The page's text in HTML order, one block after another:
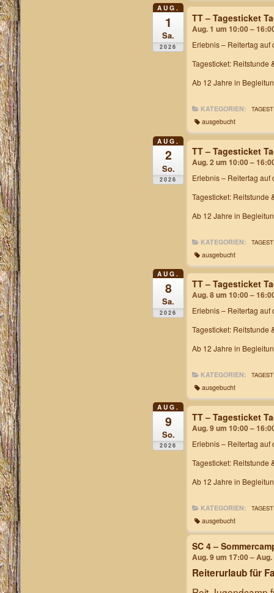
AUG.
1
Sa.
2026
TT – Tagesticket
Aug. 1 um 10:00 –
Erlebnis – Reitertag auf
Tagesticket: Reitstunde
Ab 12 Jahre in
KATEGORIEN:
ausgebucht
AUG.
2
So.
2026
TT – Tagesticket
Aug. 2 um 10:00 –
Erlebnis – Reitertag auf
Tagesticket: Reitstunde
Ab 12 Jahre in
KATEGORIEN:
ausgebucht
AUG.
8
Sa.
2026
TT – Tagesticket
Aug. 8 um 10:00 –
Erlebnis – Reitertag auf
Tagesticket: Reitstunde
Ab 12 Jahre in
KATEGORIEN:
ausgebucht
AUG.
9
So.
2026
TT – Tagesticket
Aug. 9 um 10:00 –
Erlebnis – Reitertag auf
Tagesticket: Reitstunde
Ab 12 Jahre in
KATEGORIEN:
ausgebucht
SC 4 –
Aug. 9 um 17:00 –
Reiterurlaub für